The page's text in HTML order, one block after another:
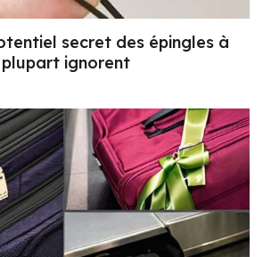
secret des épingles à
ignorent